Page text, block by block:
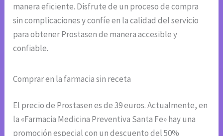
manera eficiente. Disfrute de un proceso de compra
sin complicaciones y confíe en la calidad del servicio
para obtener Prostasen de manera accesible y
confiable.
Comprar en la farmacia sin receta
El precio de Prostasen es de 39 euros. Actualmente, en
la «Farmacia Medicina Preventiva Santa Fe» hay una
promoción especial con un descuento del 50%